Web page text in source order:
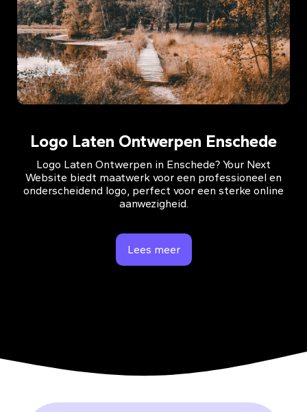
Logo Laten Ontwerpen Enschede
Logo Laten Ontwerpen in Enschede? Your Next
Website biedt maatwerk voor een professioneel en
onderscheidend logo, perfect voor een sterke online
aanwezigheid.
Lees meer